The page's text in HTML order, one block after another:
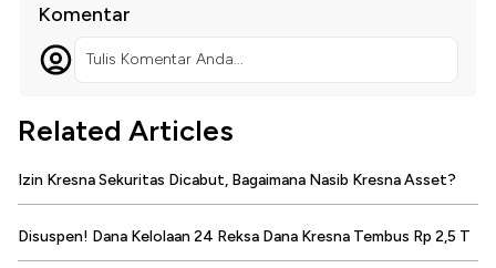
Komentar
Tulis Komentar Anda...
Related Articles
Izin Kresna Sekuritas Dicabut, Bagaimana Nasib Kresna Asset?
Disuspen! Dana Kelolaan 24 Reksa Dana Kresna Tembus Rp 2,5 T